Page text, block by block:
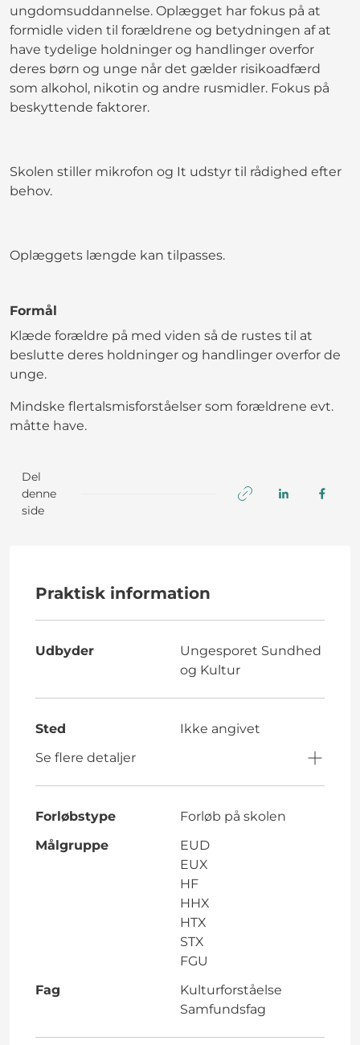
ungdomsuddannelse. Oplægget har fokus på at
formidle viden til forældrene og betydningen af at
have tydelige holdninger og handlinger overfor
deres børn og unge når det gælder risikoadfærd
som alkohol, nikotin og andre rusmidler. Fokus på
beskyttende faktorer.
Skolen stiller mikrofon og It udstyr til rådighed efter
behov.
Oplæggets længde kan tilpasses.
Formål
Klæde forældre på med viden så de rustes til at
beslutte deres holdninger og handlinger overfor de
unge.
Mindske flertalsmisforståelser som forældrene evt.
måtte have.
Del
denne
side
Praktisk information
Udbyder
Ungesporet Sundhed
og Kultur
Sted
Ikke angivet
Se flere detaljer
Forløbstype
Forløb på skolen
Målgruppe
EUD
EUX
HF
HHX
HTX
STX
FGU
Fag
Kulturforståelse
Samfundsfag